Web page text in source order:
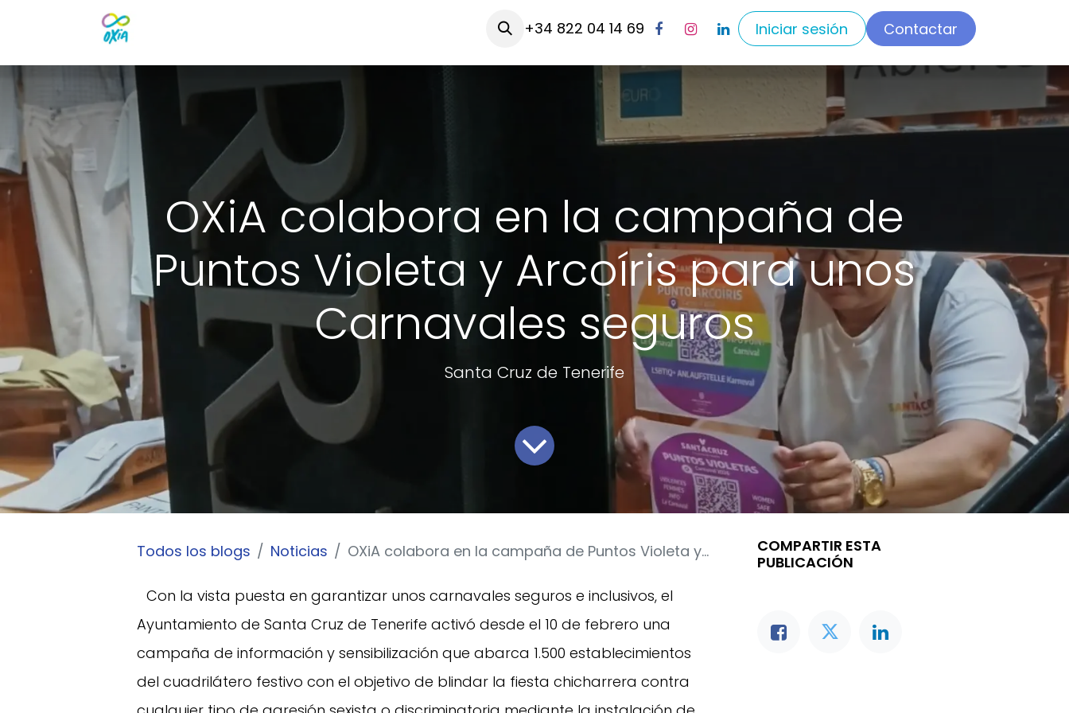
Empleo Tienda oxia
+34 822 04 14 69 Iniciar sesión Contactar
OXiA colabora en la campaña de
Puntos Violeta y Arcoíris para unos
Carnavales seguros
Santa Cruz de Tenerife
Todos los blogs Noticias OXiA colabora en la campaña de Puntos Violeta y Arcoíris para unos Carnavales seguros
​Con la vista puesta en garantizar unos carnavales seguros e inclusivos, el
Ayuntamiento de Santa Cruz de Tenerife activó desde el 10 de febrero una
campaña de información y sensibilización que abarca 1.500 establecimientos
del cuadrilátero festivo con el objetivo de blindar la fiesta chicharrera contra
COMPARTIR ESTA
PUBLICACIÓN